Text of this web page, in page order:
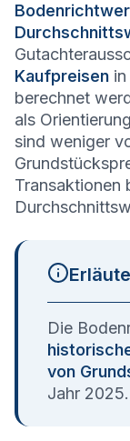
Kaufpreisen
berechnet
als
sind weniger
Transaktionen
Die
von
Jahr 2025.